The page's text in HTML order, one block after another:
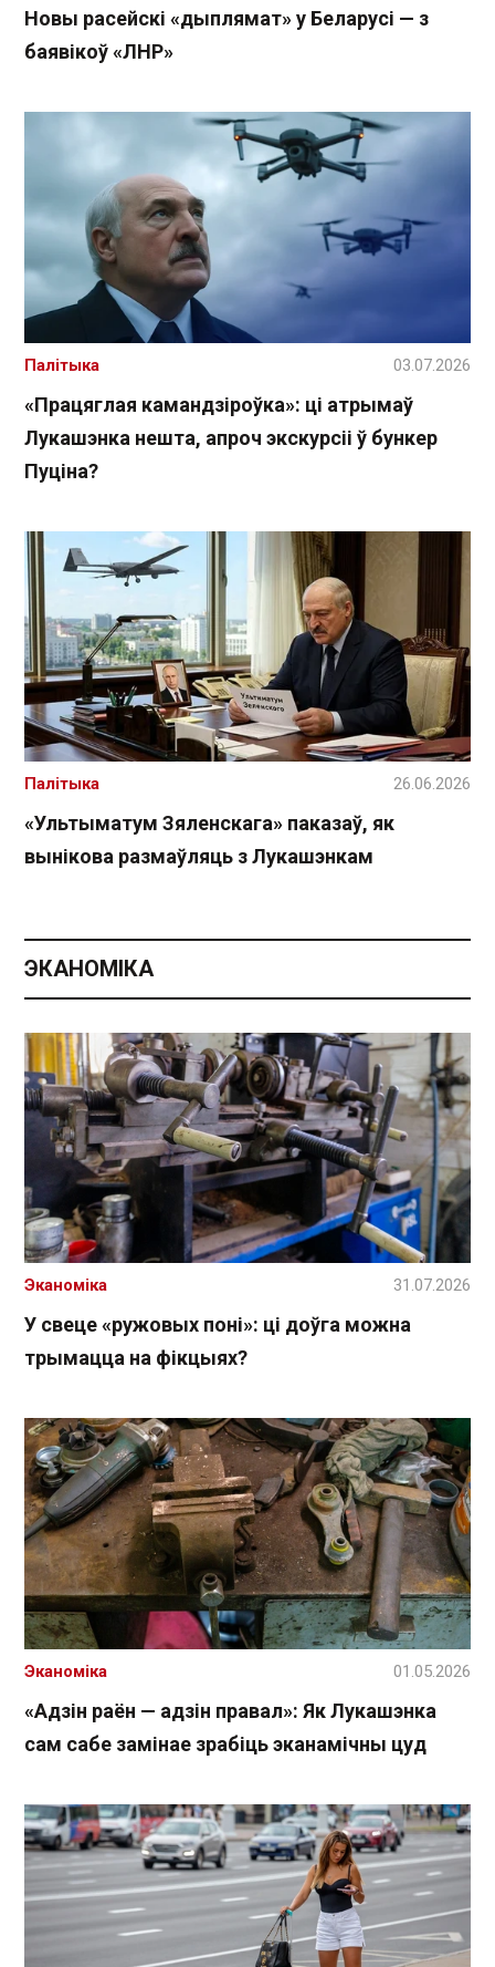
Новы расейскі «дыплямат» у Беларусі — з
баявікоў «ЛНР»
«Працяглая камандзіроўка»: ці атрымаў
Лукашэнка нешта, апроч экскурсіі ў бункер
Пуціна?
Палітыка 03.07.2026
«Ультыматум Зяленскага» паказаў, як
вынікова размаўляць з Лукашэнкам
Палітыка 26.06.2026
ЭКАНОМІКА
У свеце «ружовых поні»: ці доўга можна
трымацца на фікцыях?
Эканоміка 31.07.2026
«Адзін раён — адзін правал»: Як Лукашэнка
сам сабе замінае зрабіць эканамічны цуд
Эканоміка 01.05.2026